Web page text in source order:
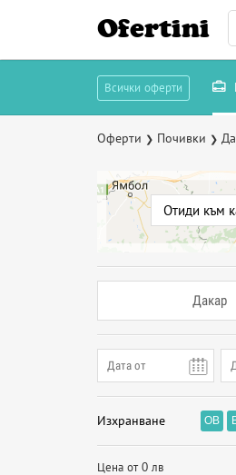
Ofertini
Всички оферти
Оферти ❯ Почивки ❯
Отиди към
Дакар
Изхранване OB
Цена от 0 лв